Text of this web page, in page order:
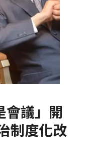
會議」開
制度化改